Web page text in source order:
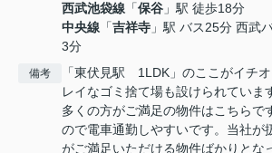
西武池袋線 「保谷 」駅 徒歩18分
中央線 「吉祥寺 」駅 バス25分 西武
3分
備考
「東伏見駅 1LDK」のここがイチ
レイなゴミ捨て場も設けられていま
多くの方がご満足の物件はこちらで
ので電車通勤しやすいです。当社が
がご満足いただける物件ばかりとな